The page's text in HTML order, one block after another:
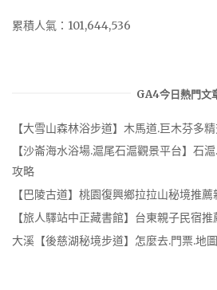
累積人氣：101,644,536
GA4今日熱門文
【大雪山森林浴步道】木馬道.巨木芬多
【沙崙海水浴場.滬尾石滬觀景平台】石
攻略
【巴陵古道】桃園復興鄉拉拉山秘境推
【旅人驛站中正藏書館】台東親子民宿
大溪【後慈湖秘境步道】怎麼去.門票.地